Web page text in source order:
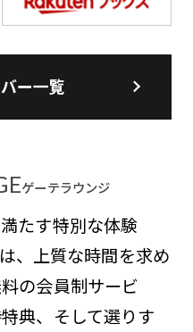
ー一覧
ゲーテラウンジ
たす特別な体験
、上質な時間を求め
の会員制サービ
典、そして選りす